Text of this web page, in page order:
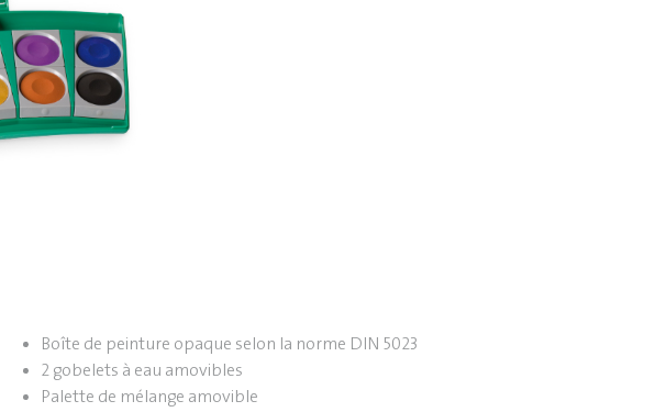
Boîte de peinture opaque selon la norme DIN 5023
2 gobelets à eau amovibles
Palette de mélange amovible